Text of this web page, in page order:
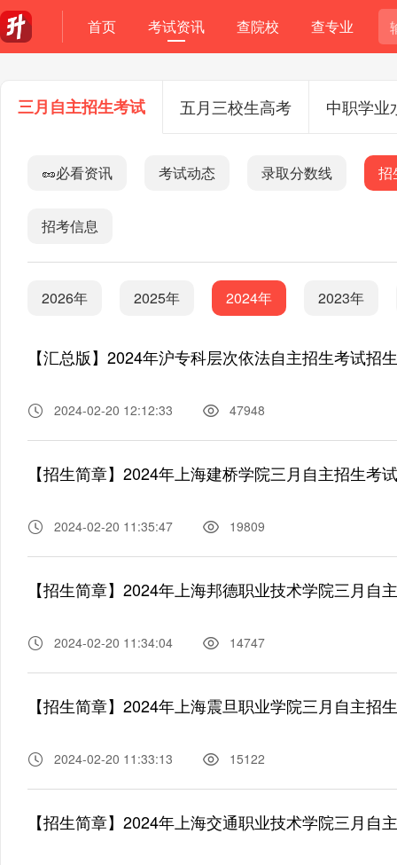
首页 考试资讯 查院校 查专业
三月自主招生考试 五月三校生高考 中职学业
🥜必看资讯 考试动态 录取分数线 招
招考信息
2026年 2025年 2024年 2023年
【汇总版】2024年沪专科层次依法自主招生考试招
2024-02-20 12:12:33 47948
【招生简章】2024年上海建桥学院三月自主招生考试
2024-02-20 11:35:47 19809
【招生简章】2024年上海邦德职业技术学院三月自
2024-02-20 11:34:04 14747
【招生简章】2024年上海震旦职业学院三月自主招
2024-02-20 11:33:13 15122
【招生简章】2024年上海交通职业技术学院三月自